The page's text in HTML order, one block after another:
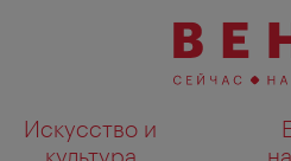
Искусство и